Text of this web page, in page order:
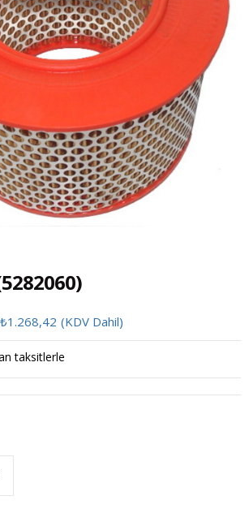
₺1.268,42 (KDV Dahil)
taksitlerle